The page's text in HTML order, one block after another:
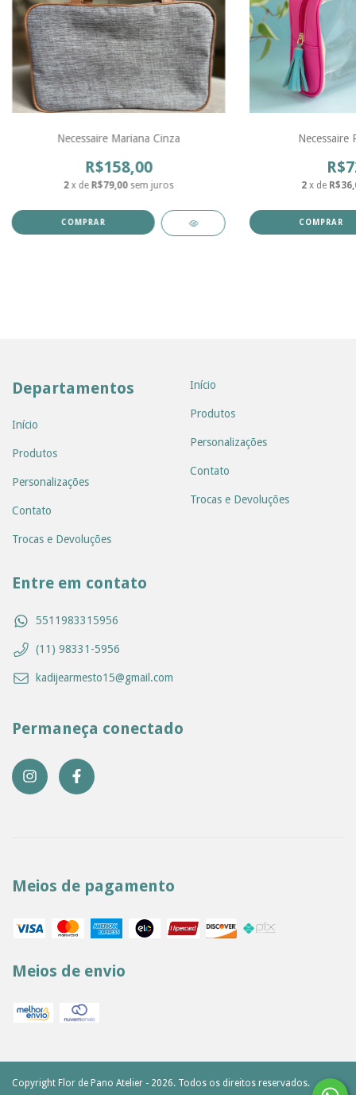
Necessaire Mariana Cinza
R$158,00
2 x de R$79,00 sem juros
Necessaire
2 x de
COMPRAR
Departamentos
Início
Produtos
Personalizações
Contato
Trocas e Devoluções
Início
Produtos
Personalizações
Contato
Trocas e Devoluções
Entre em contato
5511983315956
(11) 98331-5956
kadijearmesto15@gmail.com
Permaneça conectado
Meios de pagamento
Meios de envio
Copyright Flor de Pano Atelier - 2026. Todos os direitos reservados.